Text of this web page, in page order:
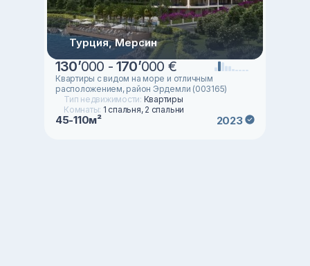
Турция, Мерсин
130’000 -170’000 €
Квартиры с видом на море и отличным
расположением, район Эрдемли (003165)
Тип недвижимости: Квартиры
Комнаты: 1 спальня, 2 спальни
45-110м² 2023